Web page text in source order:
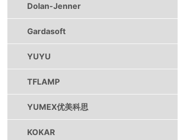
Dolan-Jenner
Gardasoft
YUYU
TFLAMP
YUMEX优美科思
KOKAR